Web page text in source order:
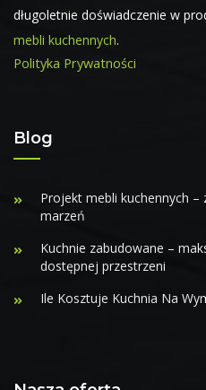
długoletnie doświadczenie w
mebli kuchennych.
Polityka Prywatności
Blog
Projekt mebli kuchennych
marzeń
Kuchnie zabudowane –
dostępnej przestrzeni
Ile Kosztuje Kuchnia Na